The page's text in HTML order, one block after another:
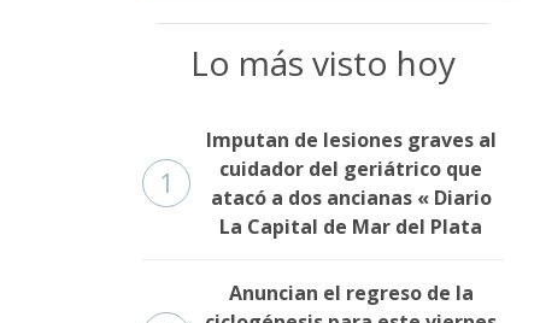
Lo más visto hoy
1
Imputan de lesiones graves al
cuidador del geriátrico que
atacó a dos ancianas « Diario
La Capital de Mar del Plata
Anuncian el regreso de la